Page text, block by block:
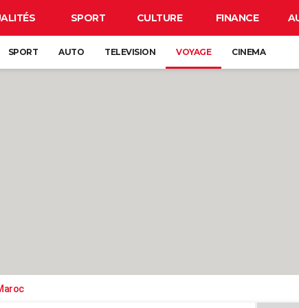
SPORT CULTURE FINANCE
SPORT AUTO TELEVISION VOYAGE CINEMA